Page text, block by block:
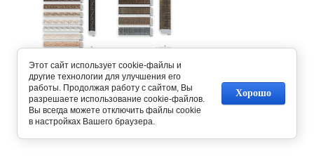
Предыдущее Следующее
Вернуться в галерею
Этот сайт использует cookie-файлы и
другие технологии для улучшения его
работы. Продолжая работу с сайтом, Вы
разрешаете использование cookie-файлов.
Вы всегда можете отключить файлы cookie
в настройках Вашего браузера.
Хорошо